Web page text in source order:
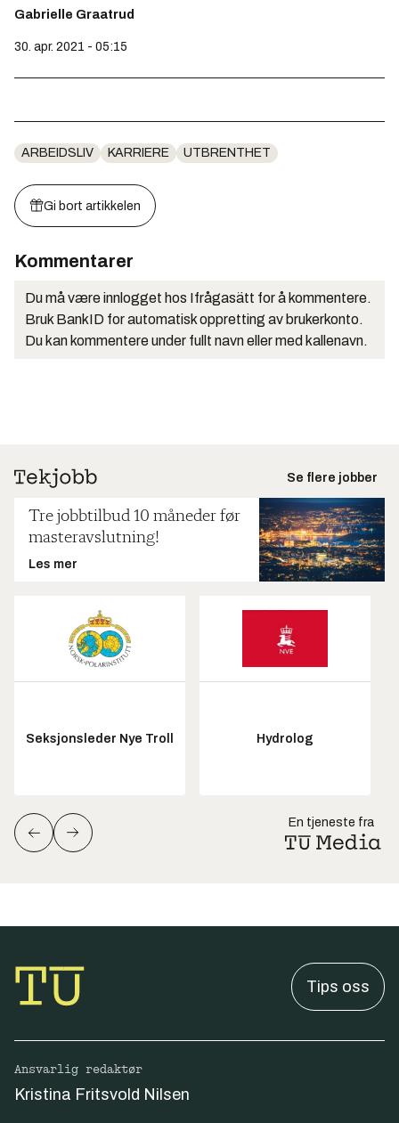
Gabrielle Graatrud
30. apr. 2021 - 05:15
ARBEIDSLIV KARRIERE UTBRENTHET
Gi bort artikkelen
Kommentarer
Du må være innlogget hos Ifrågasätt for å kommentere.
Bruk BankID for automatisk oppretting av brukerkonto.
Du kan kommentere under fullt navn eller med kallenavn.
Se flere jobber
Tre jobbtilbud 10 måneder før
masteravslutning!
Les mer
Seksjonsleder Nye Troll Hydrolog
En tjeneste fra
Tips oss
Ansvarlig redaktør
Kristina Fritsvold Nilsen